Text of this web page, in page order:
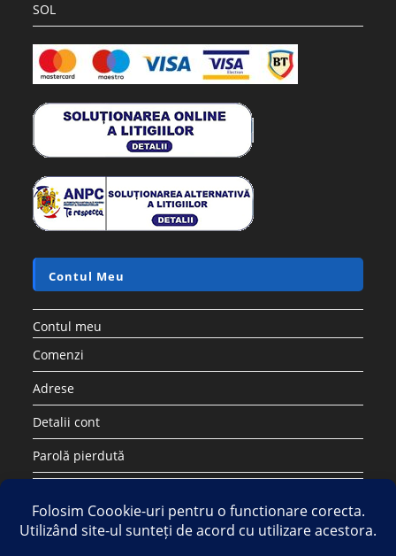
SOL
Contul Meu
Contul meu
Comenzi
Adrese
Detalii cont
Parolă pierdută